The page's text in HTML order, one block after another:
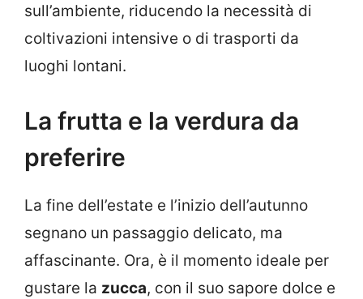
sull’ambiente, riducendo la necessità di
coltivazioni intensive o di trasporti da
luoghi lontani.
La frutta e la verdura da
preferire
La fine dell’estate e l’inizio dell’autunno
segnano un passaggio delicato, ma
affascinante. Ora, è il momento ideale per
gustare la zucca, con il suo sapore dolce e